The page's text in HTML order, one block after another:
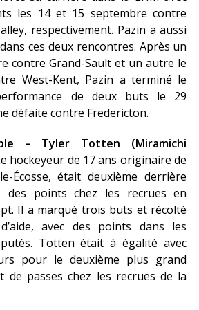
les 14 et 15 septembre contre
respectivement. Pazin a aussi
ces deux rencontres. Après un
contre Grand-Sault et un autre le
West-Kent, Pazin a terminé le
de deux buts le 29
défaite contre Fredericton.
– Tyler Totten (Miramichi
hockeyeur de 17 ans originaire de
Écosse, était deuxième derrière
des points chez les recrues en
Il a marqué trois buts et récolté
avec des points dans les
Totten était à égalité avec
pour le deuxième plus grand
de passes chez les recrues de la